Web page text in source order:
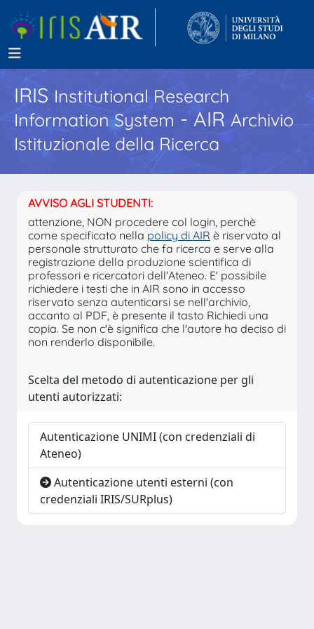
IRISInstitutional Research
Information System - AIR Archivio
Istituzionale della Ricerca
AVVISO AGLI STUDENTI:
attenzione, NON procedere col login, perchè
come specificato nella policy di AIR è riservato al
personale strutturato che fa ricerca e serve alla
registrazione della produzione scientifica di
professori e ricercatori dell'Ateneo. E' possibile
richiedere i testi che in AIR sono in accesso
riservato senza autenticarsi se nell'archivio,
accanto al PDF, è presente il tasto Richiedi una
copia. Se non c'è significa che l'autore ha deciso di
non renderlo disponibile.
Scelta del metodo di autenticazione per gli
utenti autorizzati:
Autenticazione UNIMI (con credenziali di
Ateneo)
Autenticazione utenti esterni (con
credenziali IRIS/SURplus)